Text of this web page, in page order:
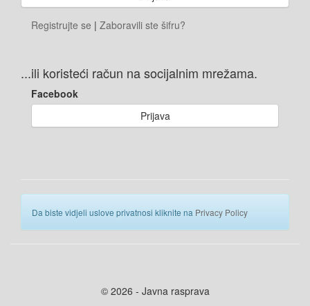
Registrujte se | Zaboravili ste šifru?
...ili koristeći račun na socijalnim mrežama.
Facebook
Prijava
Da biste vidjeli uslove privatnosi kliknite na Privacy Policy
© 2026 - Javna rasprava